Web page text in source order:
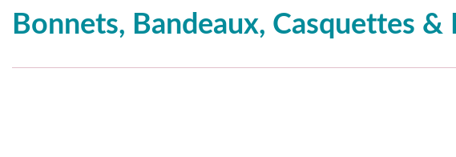
Bonnets, Bandeaux, Casquettes &